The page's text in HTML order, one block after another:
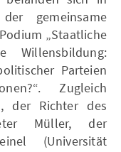
gemeinsame
„Staatliche
Willensbildung:
Parteien
Zugleich
der Richter des
Müller, der
(Universität